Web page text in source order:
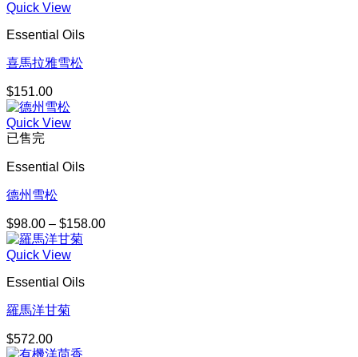
Quick View
Essential Oils
喜馬拉雅雪松
$151.00
Quick View
已售完
Essential Oils
德州雪松
$98.00 – $158.00價
Quick View
Essential Oils
羅馬洋甘菊
$572.00